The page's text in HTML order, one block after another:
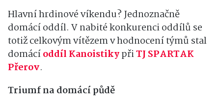
Hlavní hrdinové víkendu? Jednoznačně
domácí oddíl. V nabité konkurenci oddílů se
totiž celkovýmvítězem v hodnocení týmů stal
domácíoddíl KanoistikypřiTJ SPARTAK
Přerov.
Triumf na domácí půdě